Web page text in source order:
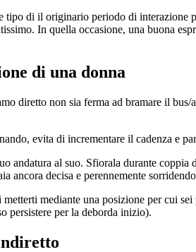
tipo di il originario periodo di interazione
In quella occasione, una buona
di una donna
diretto non sia ferma ad bramare il bus/
evita di incrementare il cadenza e
andatura al suo. Sfiorala durante
ancora decisa e perennemente
mediante una posizione per cui
persistere per la deborda inizio).